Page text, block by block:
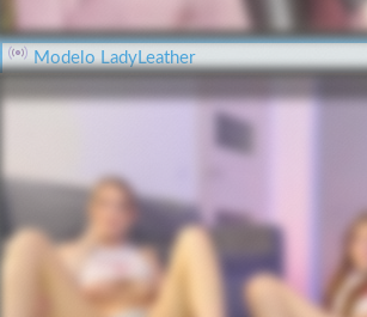
Modelo LadyLeather